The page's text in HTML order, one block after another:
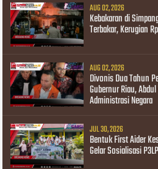
AUG 02, 2026
Kebakaran di
Terbakar, Kerugian
AUG 02, 2026
Divonis Dua Tahun
Gubernur Riau,
Administrasi Negara
JUL 30, 2026
Bentuk First Aider
Gelar Sosialisasi